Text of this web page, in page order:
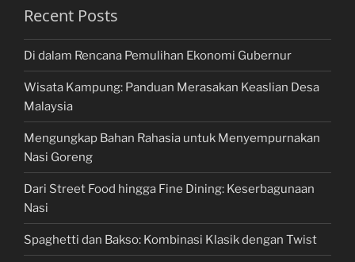
Recent Posts
Di dalam Rencana Pemulihan Ekonomi Gubernur
Wisata Kampung: Panduan Merasakan Keaslian Desa
Malaysia
Mengungkap Bahan Rahasia untuk Menyempurnakan
Nasi Goreng
Dari Street Food hingga Fine Dining: Keserbagunaan
Nasi
Spaghetti dan Bakso: Kombinasi Klasik dengan Twist